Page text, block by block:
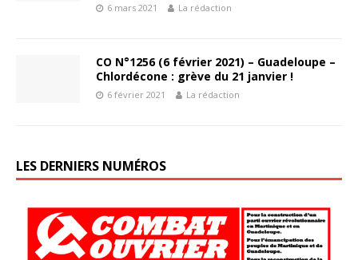
6 mars 2021 La rédaction
CO N°1256 (6 février 2021) – Guadeloupe –
Chlordécone : grève du 21 janvier !
6 février 2021 La rédaction
LES DERNIERS NUMÉROS